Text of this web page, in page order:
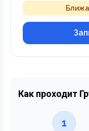
Как проходит
1